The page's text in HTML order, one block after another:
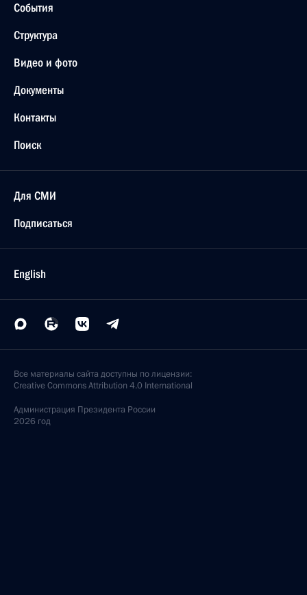
События
Структура
Видео и фото
Документы
Контакты
Поиск
Для СМИ
Подписаться
English
Все материалы сайта доступны по лицензии:
Creative Commons Attribution 4.0 International
Администрация Президента России
2026 год